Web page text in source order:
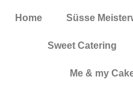
Home Süsse
Sweet Catering
Me & my